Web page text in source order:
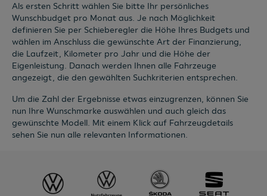
Als ersten Schritt wählen Sie bitte Ihr persönliches
Wunschbudget pro Monat aus. Je nach Möglichkeit
definieren Sie per Schieberegler die Höhe Ihres Budgets und
wählen im Anschluss die gewünschte Art der Finanzierung,
die Laufzeit, Kilometer pro Jahr und die Höhe der
Eigenleistung. Danach werden Ihnen alle Fahrzeuge
angezeigt, die den gewählten Suchkriterien entsprechen.
Um die Zahl der Ergebnisse etwas einzugrenzen, können Sie
nun Ihre Wunschmarke auswählen und auch gleich das
gewünschte Modell. Mit einem Klick auf Fahrzeugdetails
sehen Sie nun alle relevanten Informationen.